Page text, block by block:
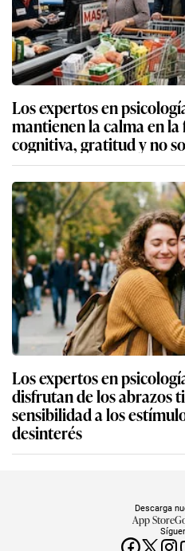
Los expertos en
mantienen la calma en
cognitiva, gratitud y no
Los expertos en
disfrutan de los abrazos
sensibilidad a los
desinterés
Descarga
App Store